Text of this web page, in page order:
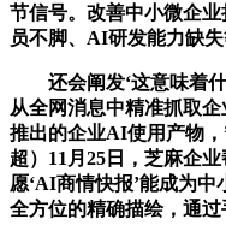
节信号。改善中小微企
员不脚、AI研发能力缺失
还会阐发‘这意味着什
从全网消息中精准抓取
推出的企业AI使用产物
超）11月25日，芝麻企
愿‘AI商情快报’能成为中
全方位的精确描绘，通过